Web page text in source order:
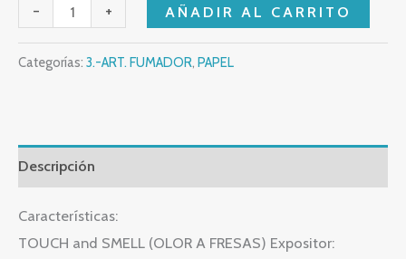
- + AÑADIR AL CARRITO
Categorías: 3.-ART. FUMADOR, PAPEL
Descripción
Características:
TOUCH and SMELL (OLOR A FRESAS) Expositor: